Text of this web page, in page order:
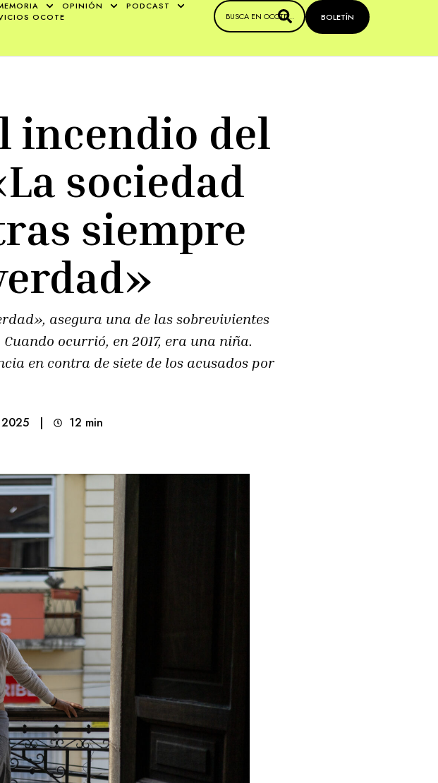
OPINIÓN
PODCAST
OCOTE BOLETÍN
incendio del
sociedad
siempre
asegura una de las sobrevivientes
ocurrió, en 2017, era una niña.
en contra de siete de los acusados por
| 12 min